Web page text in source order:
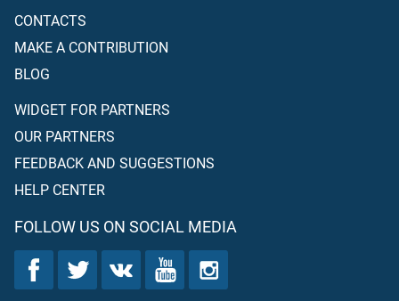
CONTACTS
MAKE A CONTRIBUTION
BLOG
WIDGET FOR PARTNERS
OUR PARTNERS
FEEDBACK AND SUGGESTIONS
HELP CENTER
FOLLOW US ON SOCIAL MEDIA